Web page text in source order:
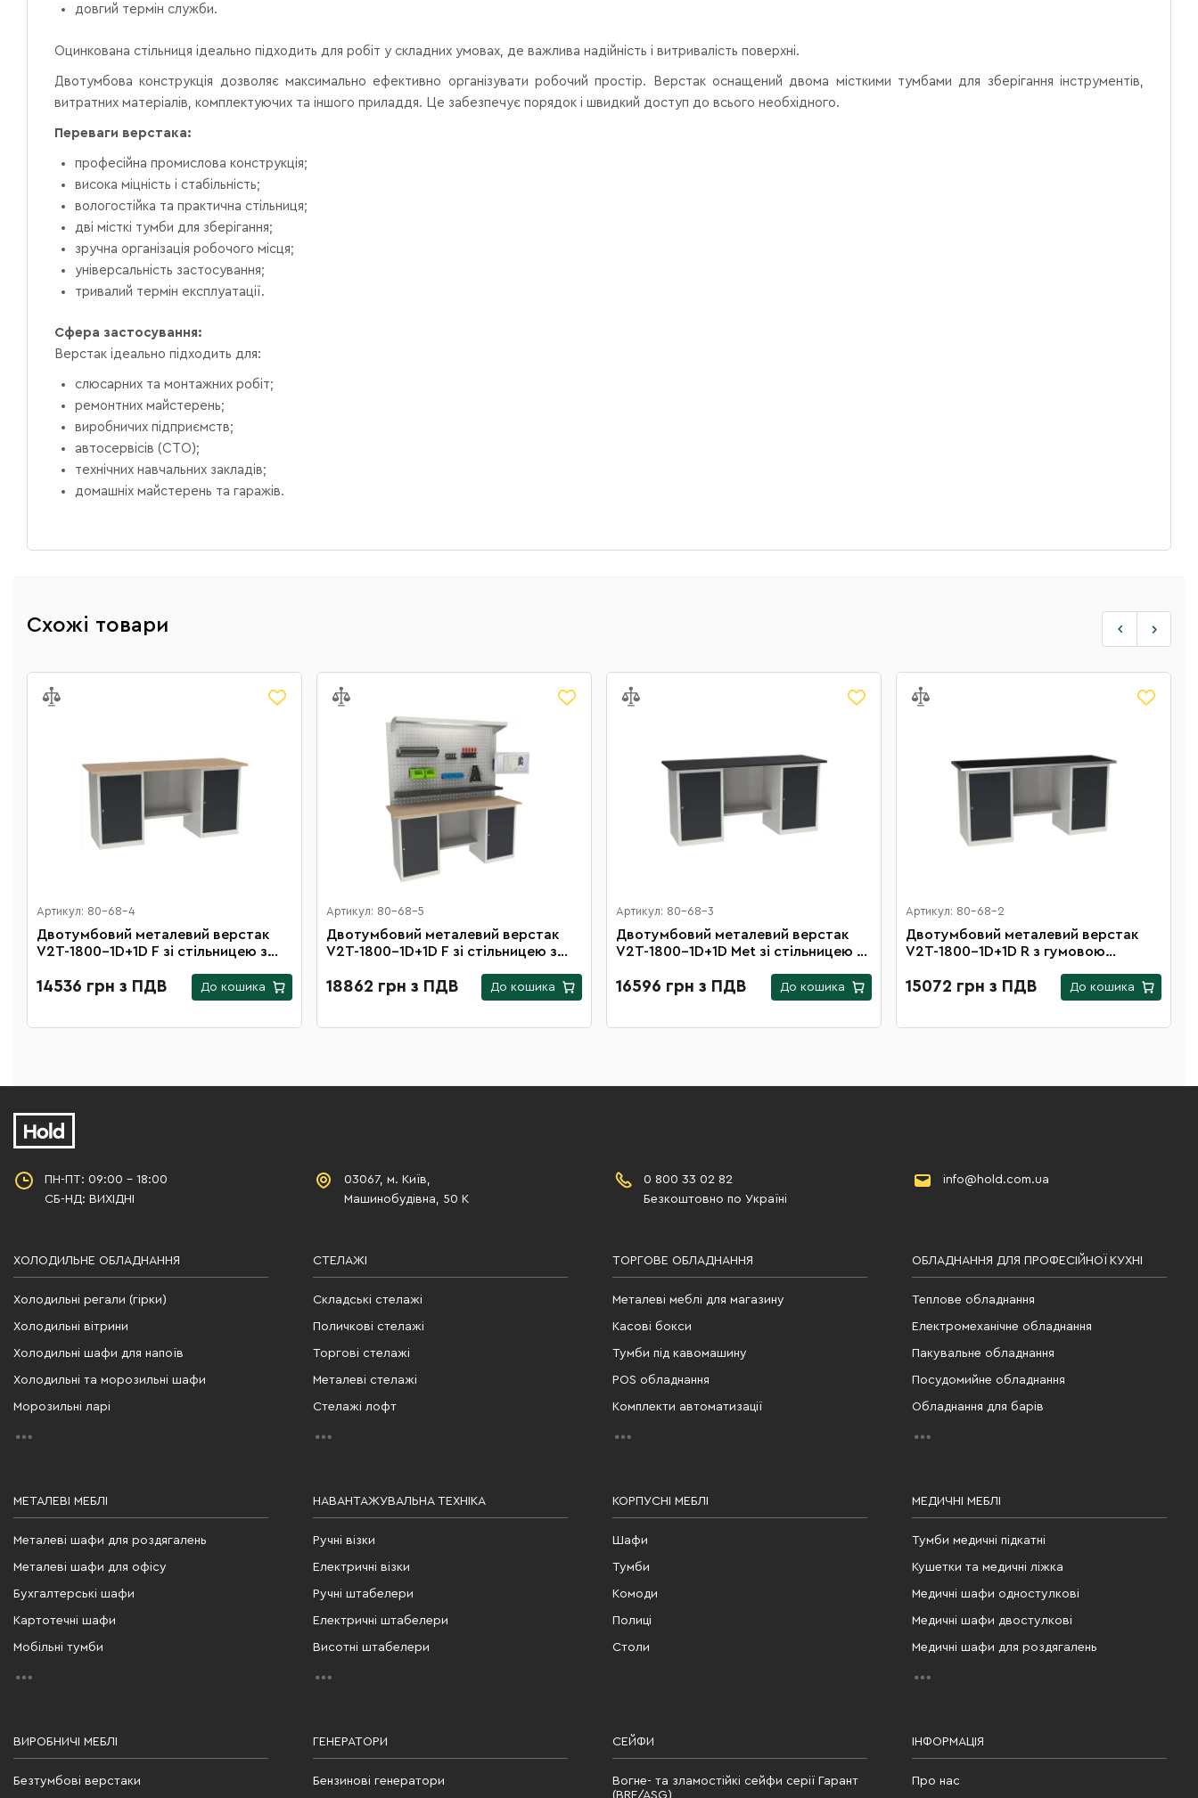
довгий термін служби.
Оцинкована стільниця ідеально підходить для робіт у складних умовах, де важлива надійність і витривалість поверхні.
Двотумбова конструкція дозволяє максимально ефективно організувати робочий простір. Верстак оснащений двома місткими тумбами для зберігання інструментів,
витратних матеріалів, комплектуючих та іншого приладдя. Це забезпечує порядок і швидкий доступ до всього необхідного.
Переваги верстака:
професійна промислова конструкція;
висока міцність і стабільність;
вологостійка та практична стільниця;
дві місткі тумби для зберігання;
зручна організація робочого місця;
універсальність застосування;
тривалий термін експлуатації.
Сфера застосування:
Верстак ідеально підходить для:
слюсарних та монтажних робіт;
ремонтних майстерень;
виробничих підприємств;
автосервісів (СТО);
технічних навчальних закладів;
домашніх майстерень та гаражів.
Схожі товари
Артикул: 80-68-4
Двотумбовий металевий верстак
V2T-1800-1D+1D F зі стільницею з
14536 грн з ПДВ До кошика
Артикул: 80-68-5
Двотумбовий металевий верстак
V2T-1800-1D+1D F зі стільницею з
перфорованою стінкою
18862 грн з ПДВ До кошика
Артикул: 80-68-3
Двотумбовий металевий верстак
V2T-1800-1D+1D Met зі стільницею з
16596 грн з ПДВ До кошика
Артикул: 80-68-2
Двотумбовий металевий верстак
V2T-1800-1D+1D R з гумовою
15072 грн з ПДВ До кошика
ПН-ПТ: 09:00 - 18:00
СБ-НД: ВИХІДНІ
03067, м. Київ,
Машинобудівна, 50 К
0 800 33 02 82
Безкоштовно по Україні
info@hold.com.ua
ХОЛОДИЛЬНЕ ОБЛАДНАННЯ
Холодильні регали (гірки)
Холодильні вітрини
Холодильні шафи для напоїв
Холодильні та морозильні шафи
Морозильні ларі
СТЕЛАЖІ
Складські стелажі
Поличкові стелажі
Торгові стелажі
Металеві стелажі
Стелажі лофт
ТОРГОВЕ ОБЛАДНАННЯ
Металеві меблі для магазину
Касові бокси
Тумби під кавомашину
POS обладнання
Комплекти автоматизації
ОБЛАДНАННЯ ДЛЯ ПРОФЕСІЙНОЇ КУХНІ
Теплове обладнання
Електромеханічне обладнання
Пакувальне обладнання
Посудомийне обладнання
Обладнання для барів
МЕТАЛЕВІ МЕБЛІ
Металеві шафи для роздягалень
Металеві шафи для офісу
Бухгалтерські шафи
Картотечні шафи
Мобільні тумби
НАВАНТАЖУВАЛЬНА ТЕХНІКА
Ручні візки
Електричні візки
Ручні штабелери
Електричні штабелери
Висотні штабелери
КОРПУСНІ МЕБЛІ
Шафи
Тумби
Комоди
Полиці
Столи
МЕДИЧНІ МЕБЛІ
Тумби медичні підкатні
Кушетки та медичні ліжка
Медичні шафи одностулкові
Медичні шафи двостулкові
Медичні шафи для роздягалень
ВИРОБНИЧІ МЕБЛІ
Безтумбові верстаки
ГЕНЕРАТОРИ
Бензинові генератори
СЕЙФИ
Вогне- та зламостійкі сейфи серії Гарант
(BRF/ASG)
ІНФОРМАЦІЯ
Про нас